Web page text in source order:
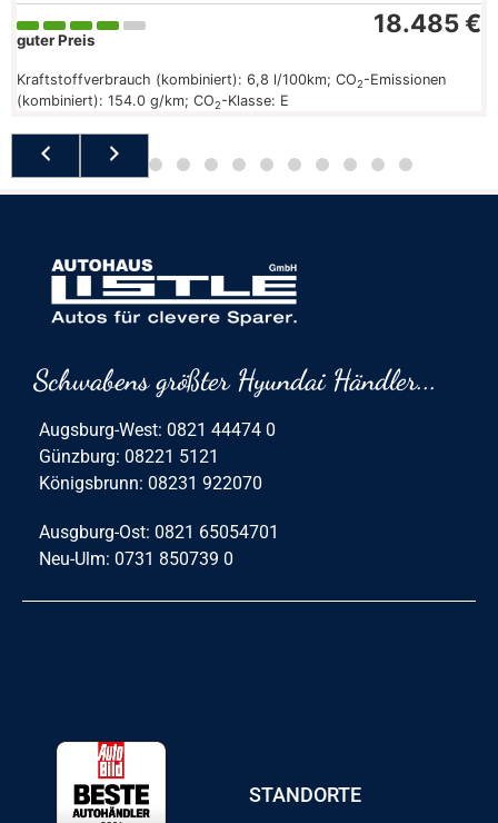
18.485 €
guter Preis
Kraftstoffverbrauch (kombiniert): 6,8 l/100km; CO2-Emissionen
(kombiniert): 154.0 g/km; CO2-Klasse: E
Schwabens größter Hyundai Händler...
Augsburg-West: 0821 44474 0
Günzburg: 08221 5121
Königsbrunn: 08231 922070
Ausgburg-Ost: 0821 65054701
Neu-Ulm: 0731 850739 0
STANDORTE